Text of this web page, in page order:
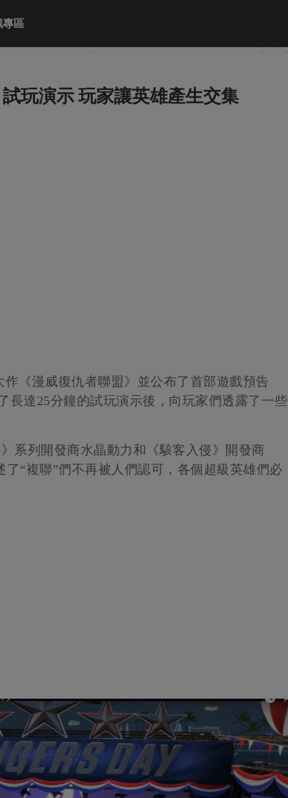
專區
玩演示 玩家讓英雄產生交集
《漫威復仇者聯盟》並公布了首部遊戲預告
長達25分鐘的試玩演示後，向玩家們透露了一些
系列開發商水晶動力和《駭客入侵》開發商
了“複聯”們不再被人們認可，各個超級英雄們必